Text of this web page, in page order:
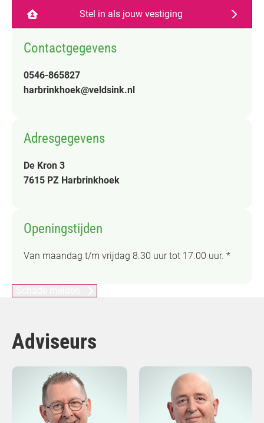
Stel in als jouw vestiging
Contactgegevens
0546-865827
harbrinkhoek@veldsink.nl
Adresgegevens
De Kron 3
7615 PZ Harbrinkhoek
Openingstijden
Van maandag t/m vrijdag 8.30 uur tot 17.00 uur. *
Adviseurs